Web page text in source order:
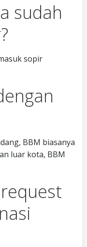
sudah
sopir
BBM biasanya
luar kota, BBM